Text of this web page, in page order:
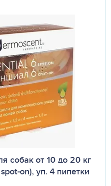
собак от 10 до 20 кг
on), уп. 4 пипетки